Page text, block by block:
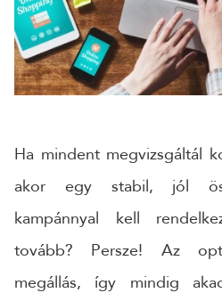
CÉGNÉV
Ha mindent megvizsgáltál
akor egy stabil, jól
kampánnyal kell
tovább? Persze! Az
megállás, így mindig